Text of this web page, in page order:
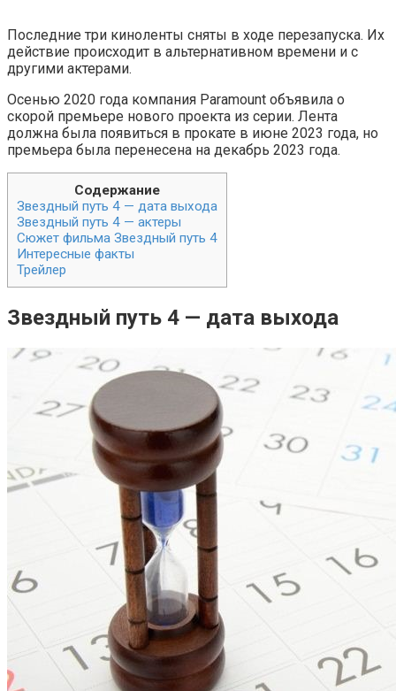
Последние три киноленты сняты в ходе перезапуска. Их
действие происходит в альтернативном времени и с
другими актерами.
Осенью 2020 года компания Paramount объявила о
скорой премьере нового проекта из серии. Лента
должна была появиться в прокате в июне 2023 года, но
премьера была перенесена на декабрь 2023 года.
Содержание
Звездный путь 4 — дата выхода
Звездный путь 4 — актеры
Сюжет фильма Звездный путь 4
Интересные факты
Трейлер
Звездный путь 4 — дата выхода